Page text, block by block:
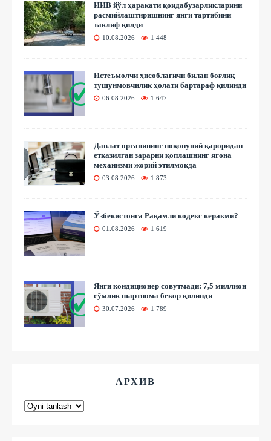
ИИВ йўл ҳаракати қоидабузарликларини
расмийлаштиришнинг янги тартибини
таклиф қилди
10.08.2026 1 448
Истеъмолчи ҳисоблагичи билан боғлиқ
тушунмовчилик ҳолати бартараф қилинди
06.08.2026 1 647
Давлат органининг ноқонуний қароридан
етказилган зарарни қоплашнинг ягона
механизми жорий этилмоқда
03.08.2026 1 873
Ўзбекистонга Рақамли кодекс керакми?
01.08.2026 1 619
Янги кондиционер совутмади: 7,5 миллион
сўмлик шартнома бекор қилинди
30.07.2026 1 789
АРХИВ